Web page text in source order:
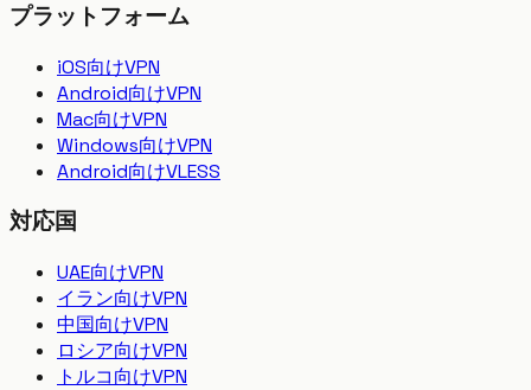
プラットフォーム
iOS向けVPN
Android向けVPN
Mac向けVPN
Windows向けVPN
Android向けVLESS
対応国
UAE向けVPN
イラン向けVPN
中国向けVPN
ロシア向けVPN
トルコ向けVPN